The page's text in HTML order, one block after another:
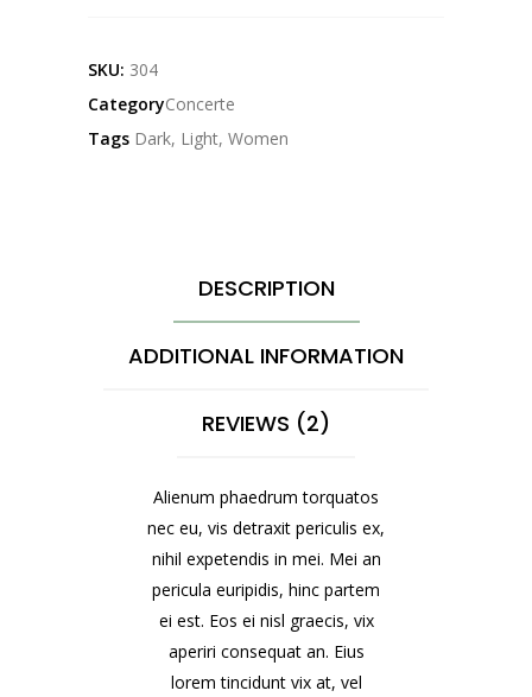
SKU: 304
CategoryConcerte
Tags Dark, Light, Women
DESCRIPTION
ADDITIONAL INFORMATION
REVIEWS (2)
Alienum phaedrum torquatos
nec eu, vis detraxit periculis ex,
nihil expetendis in mei. Mei an
pericula euripidis, hinc partem
ei est. Eos ei nisl graecis, vix
aperiri consequat an. Eius
lorem tincidunt vix at, vel